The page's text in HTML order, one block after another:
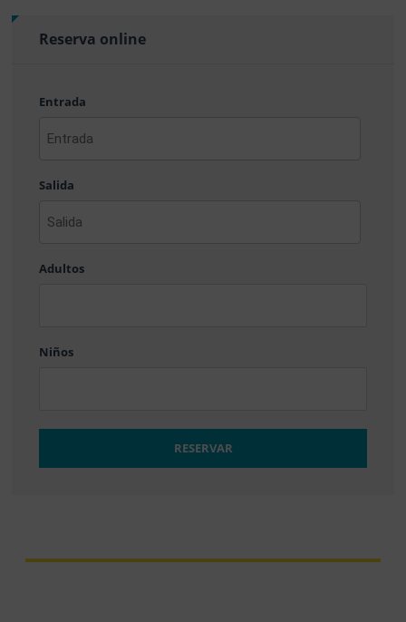
Reserva online
Entrada
AAAA
MM
DD
Salida
AAAA
MM
Adultos
Niños
RESERVAR